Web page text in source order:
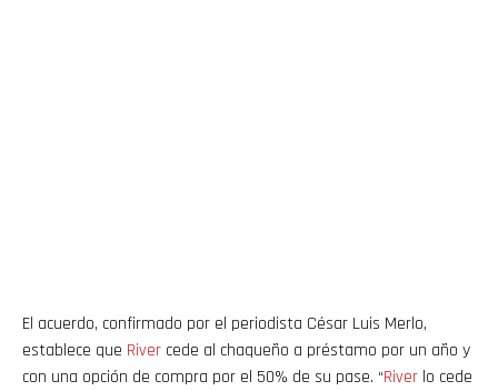
El acuerdo, confirmado por el periodista César Luis Merlo,
establece que River cede al chaqueño a préstamo por un año y
con una opción de compra por el 50% de su pase. “River lo cede